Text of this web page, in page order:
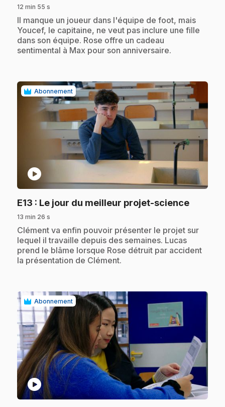
12 min 55 s
.Il manque un joueur dans l'équipe de foot, mais
Youcef, le capitaine, ne veut pas inclure une fille
dans son équipe. Rose offre un cadeau
sentimental à Max pour son anniversaire.
Abonnement
play_circle
E13 : Le jour du meilleur projet-science.
13 min 26 s
.Clément va enfin pouvoir présenter le projet sur
lequel il travaille depuis des semaines. Lucas
prend le blâme lorsque Rose détruit par accident
la présentation de Clément.
Abonnement
play_circle